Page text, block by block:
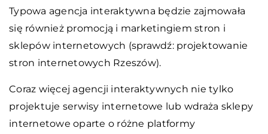
Typowa agencja interaktywna będzie zajmowała
się również promocją i marketingiem stron i
sklepów internetowych (sprawdź: projektowanie
stron internetowych Rzeszów).
Coraz więcej agencji interaktywnych nie tylko
projektuje serwisy internetowe lub wdraża sklepy
internetowe oparte o różne platformy